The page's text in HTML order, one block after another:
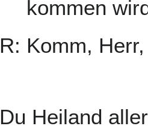
kommen
R: Komm,
Du Heiland